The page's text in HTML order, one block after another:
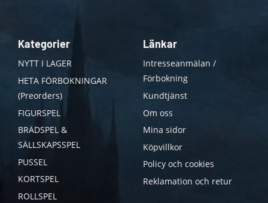
Kategorier
NYTT I LAGER
HETA FÖRBOKNINGAR
(Preorders)
FIGURSPEL
BRÄDSPEL &
SÄLLSKAPSSPEL
PUSSEL
KORTSPEL
ROLLSPEL
Länkar
Intresseanmälan /
Förbokning
Kundtjänst
Om oss
Mina sidor
Köpvillkor
Policy och cookies
Reklamation och retur